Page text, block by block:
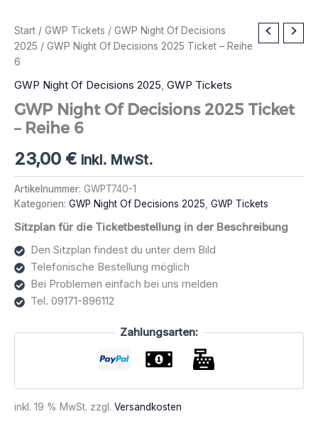
Start / GWP Tickets / GWP Night Of Decisions
2025 / GWP Night Of Decisions 2025 Ticket – Reihe
6
GWP Night Of Decisions 2025, GWP Tickets
GWP Night Of Decisions 2025 Ticket
– Reihe 6
23,00 € inkl. MwSt.
Artikelnummer: GWPT740-1
Kategorien: GWP Night Of Decisions 2025 GWP Tickets
Sitzplan für die Ticketbestellung in der Beschreibung
Den Sitzplan findest du unter dem Bild
Telefonische Bestellung möglich
Bei Problemen einfach bei uns melden
Tel. 09171-896112
Zahlungsarten:
inkl. 19 % MwSt. zzgl. Versandkosten